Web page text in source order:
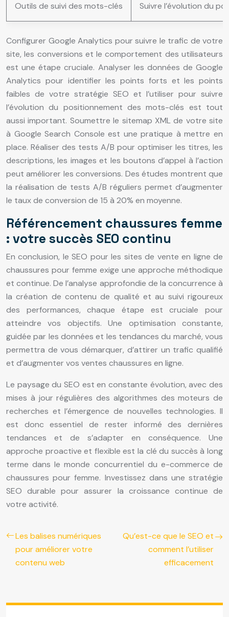
Outils de suivi des mots-clés Suivre l’évolution du
Configurer Google Analytics pour suivre le trafic de votre
site, les conversions et le comportement des utilisateurs
est une étape cruciale. Analyser les données de Google
Analytics pour identifier les points forts et les points
faibles de votre stratégie SEO et l’utiliser pour suivre
l’évolution du positionnement des mots-clés est tout
aussi important. Soumettre le sitemap XML de votre site
à Google Search Console est une pratique à mettre en
place. Réaliser des tests A/B pour optimiser les titres, les
descriptions, les images et les boutons d’appel à l’action
peut améliorer les conversions. Des études montrent que
la réalisation de tests A/B réguliers permet d’augmenter
le taux de conversion de 15 à 20% en moyenne.
Référencement chaussures femme
: votre succès SEO continu
En conclusion, le SEO pour les sites de vente en ligne de
chaussures pour femme exige une approche méthodique
et continue. De l’analyse approfondie de la concurrence à
la création de contenu de qualité et au suivi rigoureux
des performances, chaque étape est cruciale pour
atteindre vos objectifs. Une optimisation constante,
guidée par les données et les tendances du marché, vous
permettra de vous démarquer, d’attirer un trafic qualifié
et d’augmenter vos ventes chaussures en ligne.
Le paysage du SEO est en constante évolution, avec des
mises à jour régulières des algorithmes des moteurs de
recherches et l’émergence de nouvelles technologies. Il
est donc essentiel de rester informé des dernières
tendances et de s’adapter en conséquence. Une
approche proactive et flexible est la clé du succès à long
terme dans le monde concurrentiel du e-commerce de
chaussures pour femme. Investissez dans une stratégie
SEO durable pour assurer la croissance continue de
votre activité.
Les balises numériques
pour améliorer votre
contenu web
Qu’est-ce que le SEO et
comment l’utiliser
efficacement